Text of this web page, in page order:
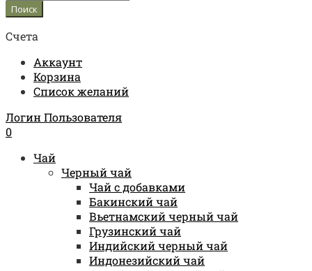
Счета
Аккаунт
Корзина
Список желаний
Логин Пользователя
0
Чай
Черный чай
Чай с добавками
Бакинский чай
Вьетнамский черный чай
Грузинский чай
Индийский черный чай
Индонезийский чай